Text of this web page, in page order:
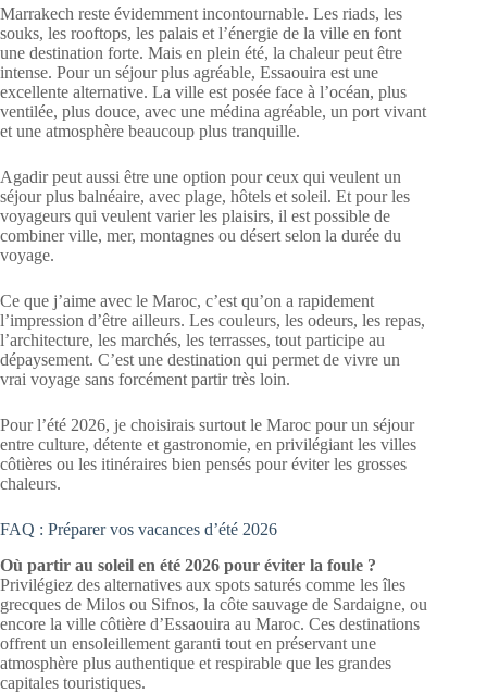
Marrakech reste évidemment incontournable. Les riads, les
souks, les rooftops, les palais et l’énergie de la ville en font
une destination forte. Mais en plein été, la chaleur peut être
intense. Pour un séjour plus agréable, Essaouira est une
excellente alternative. La ville est posée face à l’océan, plus
ventilée, plus douce, avec une médina agréable, un port vivant
et une atmosphère beaucoup plus tranquille.
Agadir peut aussi être une option pour ceux qui veulent un
séjour plus balnéaire, avec plage, hôtels et soleil. Et pour les
voyageurs qui veulent varier les plaisirs, il est possible de
combiner ville, mer, montagnes ou désert selon la durée du
voyage.
Ce que j’aime avec le Maroc, c’est qu’on a rapidement
l’impression d’être ailleurs. Les couleurs, les odeurs, les repas,
l’architecture, les marchés, les terrasses, tout participe au
dépaysement. C’est une destination qui permet de vivre un
vrai voyage sans forcément partir très loin.
Pour l’été 2026, je choisirais surtout le Maroc pour un séjour
entre culture, détente et gastronomie, en privilégiant les villes
côtières ou les itinéraires bien pensés pour éviter les grosses
chaleurs.
FAQ : Préparer vos vacances d’été 2026
Où partir au soleil en été 2026 pour éviter la foule ?
Privilégiez des alternatives aux spots saturés comme les îles
grecques de Milos ou Sifnos, la côte sauvage de Sardaigne, ou
encore la ville côtière d’Essaouira au Maroc. Ces destinations
offrent un ensoleillement garanti tout en préservant une
atmosphère plus authentique et respirable que les grandes
capitales touristiques.